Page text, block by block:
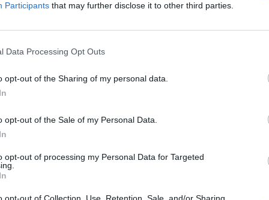
Participants that may further disclose it to other third parties.
Data Processing Opt Outs
opt-out of the Sharing of my personal data.
opt-out of the Sale of my Personal Data.
opt-out of processing my Personal Data for Targeted
opt-out of Collection, Use, Retention, Sale, and/or Sharing
ir veikti 20 minučių“, – procesą apibūdino ji.
problema, tačiau neprižiūrint jos gali rimtai
ir profilaktika padeda išlaikyti namą geros